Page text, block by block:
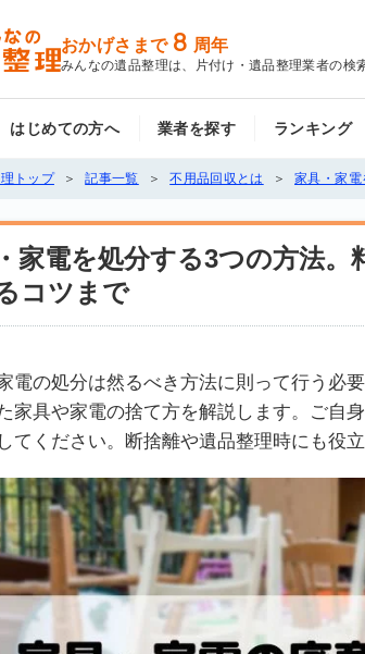
おかげさまで 8 周年
みんなの遺品整理は、片付け・遺品整理業者の検
はじめての方へ 業者を探す ランキング
トップ 記事一覧 不用品回収とは 家具・家
家電を処分する3つの方法。
コツまで
電の処分は然るべき方法に則って行う必
家具や家電の捨て方を解説します。ご自
てください。断捨離や遺品整理時にも役